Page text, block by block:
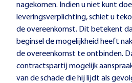
nagekomen. Indien u niet kunt
leveringsverplichting, schiet u
de overeenkomst. Dit betekent
beginsel de mogelijkheid heeft
de overeenkomst te ontbinden.
contractspartij mogelijk
van de schade die hij lijdt als